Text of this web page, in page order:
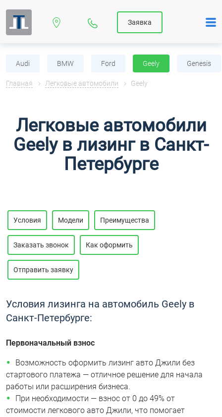
Заявка
Audi BMW Ford Geely Genesis
Главная Легковые автомобили Geely
Легковые автомобили
Geely в лизинг в Санкт-
Петербурге
Условия Модели Преимущества
Заказать звонок Как оформить
Отправить заявку
Условия лизинга на автомобиль Geely в
Санкт-Петербурге:
Первоначальный взнос
Возможность оформить лизинг авто Джили без
стартового платежа — отличное решение для начала
работы или расширения бизнеса.
При необходимости — взнос от 0 до 49% от
стоимости легкового авто Джили, что помогает